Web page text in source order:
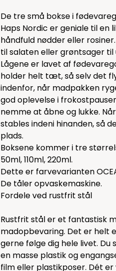
De tre små bokse i
Haps Nordic er geniale til en
håndfuld nødder eller
til salaten eller grøntsager til
Lågene er lavet af
holder helt tæt, så selv det
indenfor, når madpakken
god oplevelse i
nemme at åbne og lukke.
stables indeni hinanden, så
plads.
Boksene kommer i tre
50ml, 110ml, 220ml.
Dette er farvevarianten
De tåler opvaskemaskine.
Fordele ved rustfrit stål
Rustfrit stål er et fantastisk
madopbevaring. Det er helt
gerne følge dig hele livet.
en masse plastik og
film eller plastikposer. Dét